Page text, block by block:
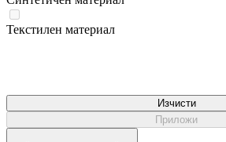
Текстилен материал
Изчисти
Приложи